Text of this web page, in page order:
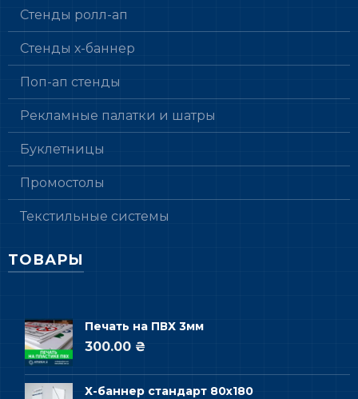
Стенды ролл-ап
Стенды х-баннер
Поп-ап стенды
Рекламные палатки и шатры
Буклетницы
Промостолы
Текстильные системы
ТОВАРЫ
Печать на ПВХ 3мм
300.00 ₴
Х-баннер стандарт 80х180